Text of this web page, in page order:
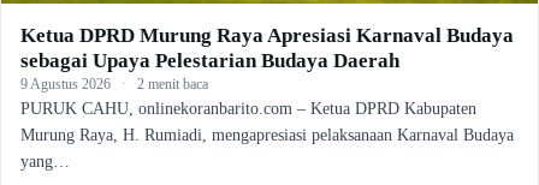
Ketua DPRD Murung Raya Apresiasi Karnaval Budaya
sebagai Upaya Pelestarian Budaya Daerah
9 Agustus 2026 · 2 menit baca
PURUK CAHU, onlinekoranbarito.com – Ketua DPRD Kabupaten
Murung Raya, H. Rumiadi, mengapresiasi pelaksanaan Karnaval Budaya
yang…